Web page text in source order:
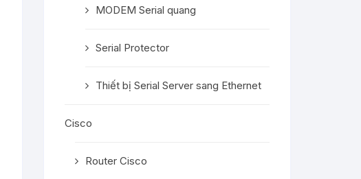
MODEM Serial quang
Serial Protector
Thiết bị Serial Server sang Ethernet
Cisco
Router Cisco